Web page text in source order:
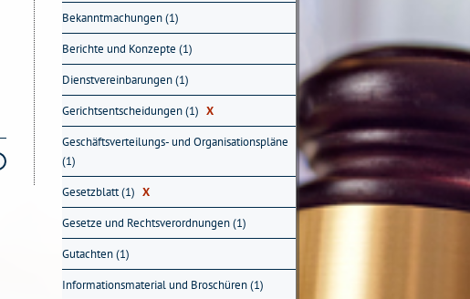
Bekanntmachungen (1)
Berichte und Konzepte (1)
Dienstvereinbarungen (1)
Gerichtsentscheidungen (1) X
Geschäftsverteilungs- und Organisationspläne
(1)
Gesetzblatt (1) X
Gesetze und Rechtsverordnungen (1)
Gutachten (1)
Informationsmaterial und Broschüren (1)